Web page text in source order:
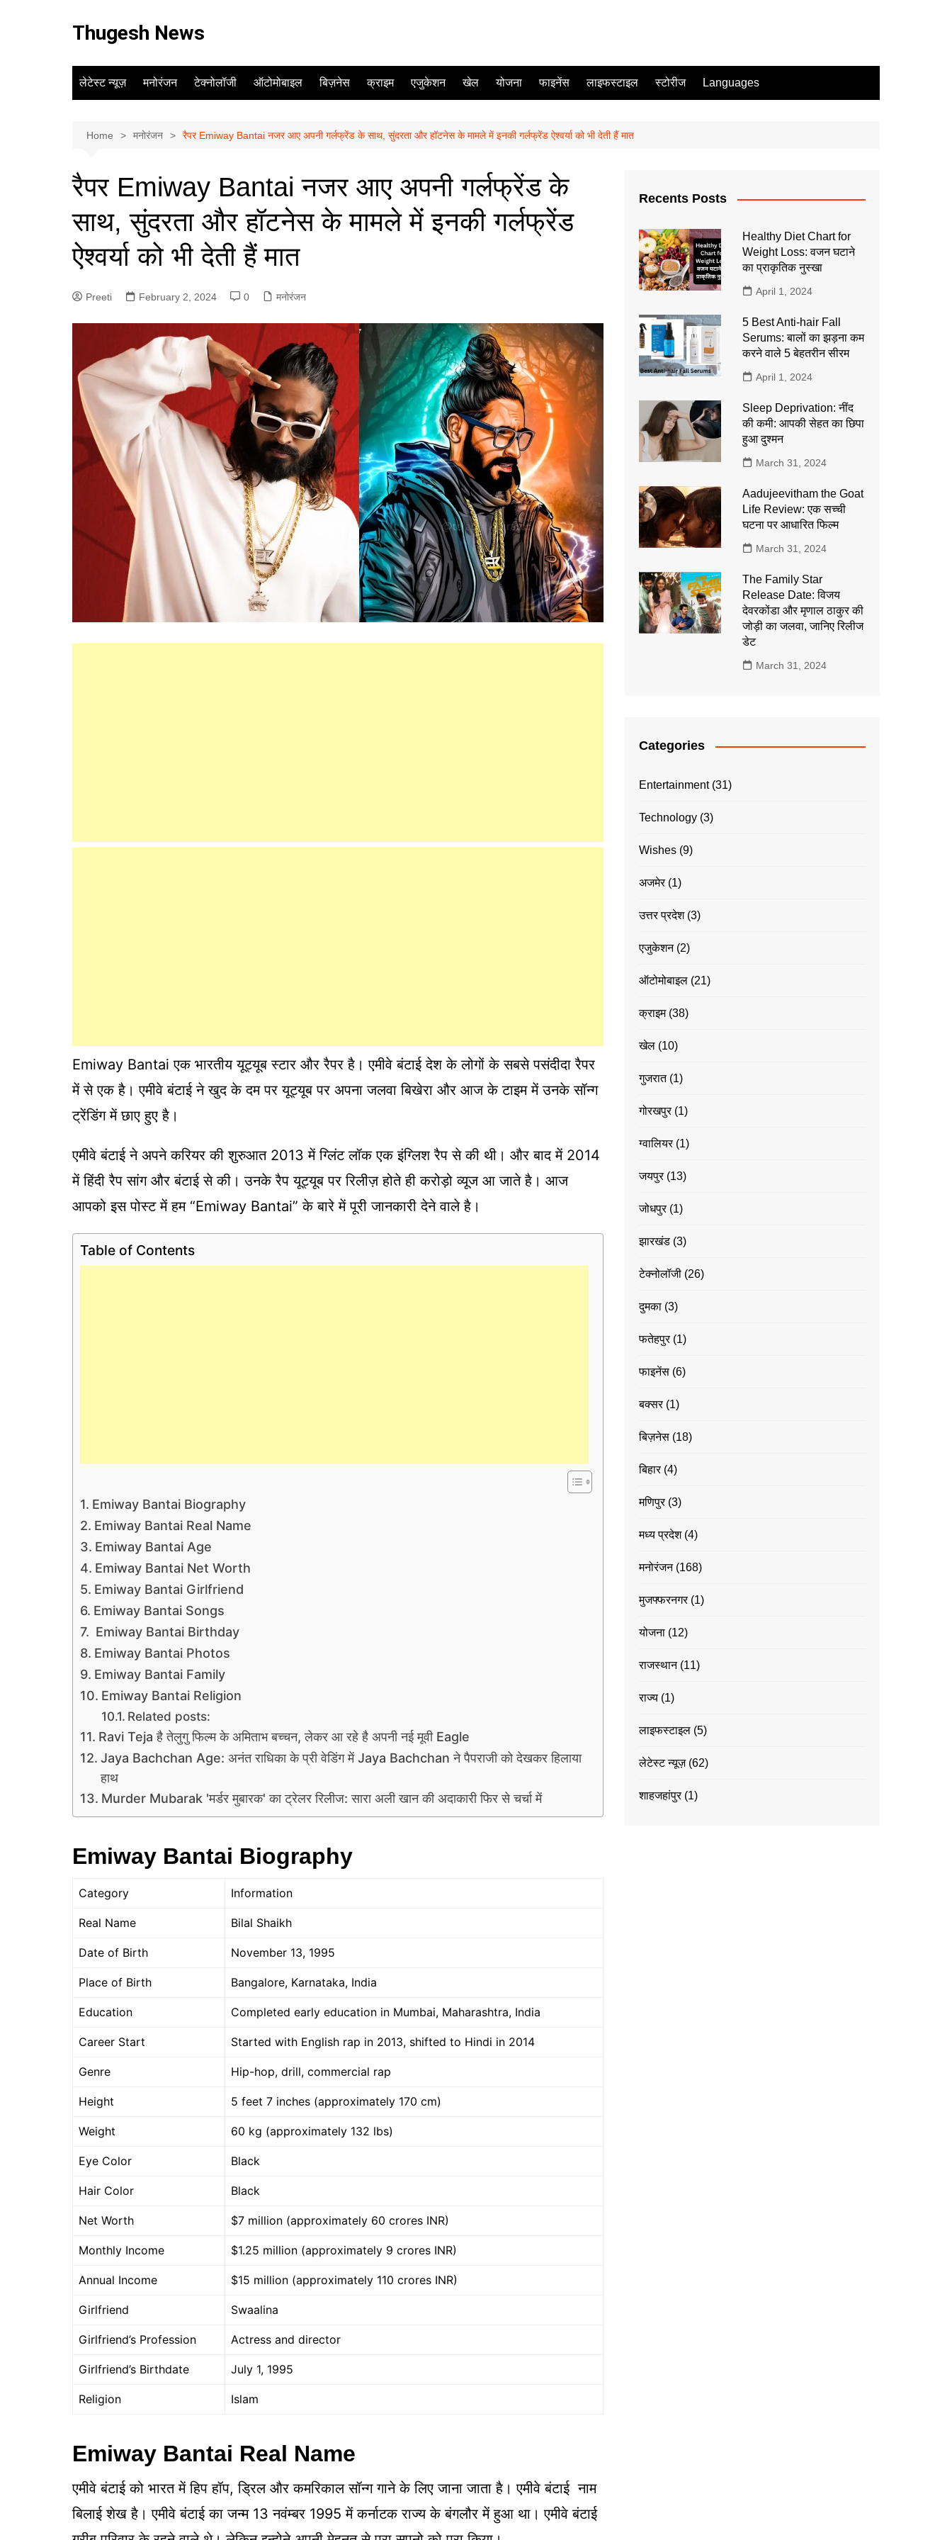
Thugesh News
लेटेस्ट न्यूज़ मनोरंजन टेक्नोलॉजी ऑटोमोबाइल बिज़नेस क्राइम एजुकेशन खेल योजना फाइनेंस लाइफस्टाइल स्टोरीज Languages
Home मनोरंजन रैपर Emiway Bantai नजर आए अपनी गर्लफ्रेंड के साथ, सुंदरता और हॉटनेस के मामले में इनकी गर्लफ्रेंड ऐश्वर्या को भी देती हैं मात
रैपर Emiway Bantai नजर आए अपनी गर्लफ्रेंड के
साथ, सुंदरता और हॉटनेस के मामले में इनकी गर्लफ्रेंड
ऐश्वर्या को भी देती हैं मात
Preeti February 2, 2024 0 मनोरंजन
Emiway Bantai एक भारतीय यूट्यूब स्टार और रैपर है। एमीवे बंटाई देश के लोगों के सबसे पसंदीदा रैपर
में से एक है। एमीवे बंटाई ने खुद के दम पर यूट्यूब पर अपना जलवा बिखेरा और आज के टाइम में उनके सॉन्ग
ट्रेंडिंग में छाए हुए है।
एमीवे बंटाई ने अपने करियर की शुरुआत 2013 में ग्लिंट लॉक एक इंग्लिश रैप से की थी। और बाद में 2014
में हिंदी रैप सांग और बंटाई से की। उनके रैप यूट्यूब पर रिलीज़ होते ही करोड़ो व्यूज आ जाते है। आज
आपको इस पोस्ट में हम “Emiway Bantai” के बारे में पूरी जानकारी देने वाले है।
Table of Contents
Emiway Bantai Biography
Emiway Bantai Real Name
Emiway Bantai Age
Emiway Bantai Net Worth
Emiway Bantai Girlfriend
Emiway Bantai Songs
Emiway Bantai Birthday
Emiway Bantai Photos
Emiway Bantai Family
Emiway Bantai Religion
Related posts:
Ravi Teja है तेलुगु फिल्म के अमिताभ बच्चन, लेकर आ रहे है अपनी नई मूवी Eagle
Jaya Bachchan Age: अनंत राधिका के प्री वेडिंग में Jaya Bachchan ने पैपराजी को देखकर हिलाया
हाथ
Murder Mubarak 'मर्डर मुबारक' का ट्रेलर रिलीज: सारा अली खान की अदाकारी फिर से चर्चा में
Emiway Bantai Biography
Category Information
Real Name Bilal Shaikh
Date of Birth November 13, 1995
Place of Birth Bangalore, Karnataka, India
Education Completed early education in Mumbai, Maharashtra, India
Career Start Started with English rap in 2013, shifted to Hindi in 2014
Genre Hip-hop, drill, commercial rap
Height 5 feet 7 inches (approximately 170 cm)
Weight 60 kg (approximately 132 lbs)
Eye Color Black
Hair Color Black
Net Worth $7 million (approximately 60 crores INR)
Monthly Income $1.25 million (approximately 9 crores INR)
Annual Income $15 million (approximately 110 crores INR)
Girlfriend Swaalina
Girlfriend’s Profession Actress and director
Girlfriend’s Birthdate July 1, 1995
Religion Islam
Emiway Bantai Real Name
एमीवे बंटाई को भारत में हिप हॉप, ड्रिल और कमरिकाल सॉन्ग गाने के लिए जाना जाता है। एमीवे बंटाई नाम
बिलाई शेख है। एमीवे बंटाई का जन्म 13 नवंम्बर 1995 में कर्नाटक राज्य के बंगलौर में हुआ था। एमीवे बंटाई
Recents Posts
Healthy Diet Chart for
Weight Loss: वजन घटाने
का प्राकृतिक नुस्खा
April 1, 2024
5 Best Anti-hair Fall
Serums: बालों का झड़ना कम
करने वाले 5 बेहतरीन सीरम
April 1, 2024
Sleep Deprivation: नींद
की कमी: आपकी सेहत का छिपा
हुआ दुश्मन
March 31, 2024
Aadujeevitham the Goat
Life Review: एक सच्ची
घटना पर आधारित फिल्म
March 31, 2024
The Family Star
Release Date: विजय
देवरकोंडा और मृणाल ठाकुर की
जोड़ी का जलवा, जानिए रिलीज
डेट
March 31, 2024
Categories
Entertainment(31)
Technology (3)
Wishes (9)
अजमेर(1)
उत्तर प्रदेश(3)
एजुकेशन(2)
ऑटोमोबाइल (21)
क्राइम(38)
खेल (10)
गुजरात(1)
गोरखपुर(1)
ग्वालियर(1)
जयपुर(13)
जोधपुर(1)
झारखंड (3)
टेक्नोलॉजी (26)
दुमका (3)
फतेहपुर(1)
फाइनेंस (6)
बक्सर(1)
बिज़नेस (18)
बिहार(4)
मणिपुर(3)
मध्य प्रदेश(4)
मनोरंजन(168)
मुजफ्फरनगर(1)
योजना (12)
राजस्थान(11)
राज्य (1)
लाइफस्टाइल (5)
लेटेस्ट न्यूज़(62)
शाहजहांपुर(1)